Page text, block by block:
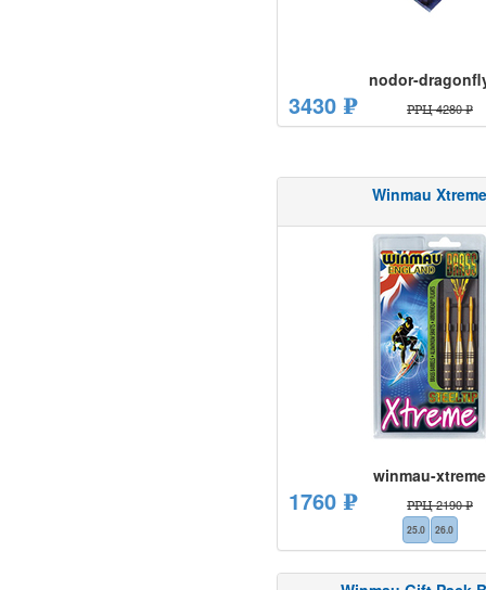
nodor-
3430 ₽ РРЦ 4280 ₽
Winmau
winmau-xtreme
1760 ₽ РРЦ 2190 ₽
25.0 26.0